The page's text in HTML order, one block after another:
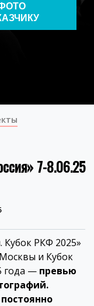
7-8.06.25
Кубок РКФ 2025»
и Кубок
года — превью